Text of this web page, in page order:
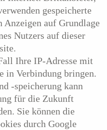
gespeicherte
Anzeigen auf Grundlage
Nutzers auf dieser
Ihre IP-Adresse mit
in Verbindung bringen.
-speicherung kann
für die Zukunft
Sie können die
durch Google